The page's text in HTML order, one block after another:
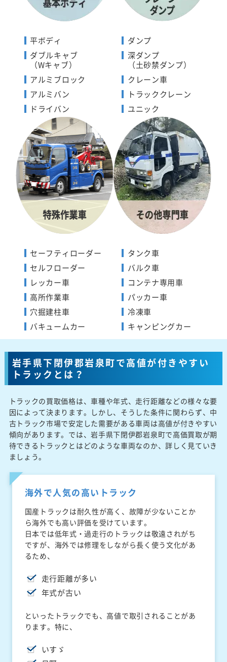
平ボディ
ダブルキャブ
（Wキャブ）
アルミブロック
アルミバン
ドライバン
ダンプ
深ダンプ
（土砂禁ダンプ）
クレーン車
トラッククレーン
ユニック
セーフティローダー
セルフローダー
レッカー車
高所作業車
穴掘建柱車
バキュームカー
タンク車
バルク車
コンテナ専用車
パッカー車
冷凍車
キャンピングカー
岩手県下閉伊郡岩泉町で高値が付きやすい
トラックとは？
トラックの買取価格は、車種や年式、走行距離などの様々な要
因によって決まります。しかし、そうした条件に関わらず、中
古トラック市場で安定した需要がある車両は高値が付きやすい
傾向があります。では、岩手県下閉伊郡岩泉町で高価買取が期
待できるトラックとはどのような車両なのか、詳しく見ていき
ましょう。
海外で人気の高いトラック
国産トラックは耐久性が高く、故障が少ないことか
ら海外でも高い評価を受けています。
日本では低年式・過走行のトラックは敬遠されがち
ですが、海外では修理をしながら長く使う文化があ
るため、
走行距離が多い
年式が古い
といったトラックでも、高値で取引されることがあ
ります。特に、
いすゞ